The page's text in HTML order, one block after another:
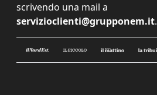
scrivendo una mail a
servizioclienti@grupponem.it.